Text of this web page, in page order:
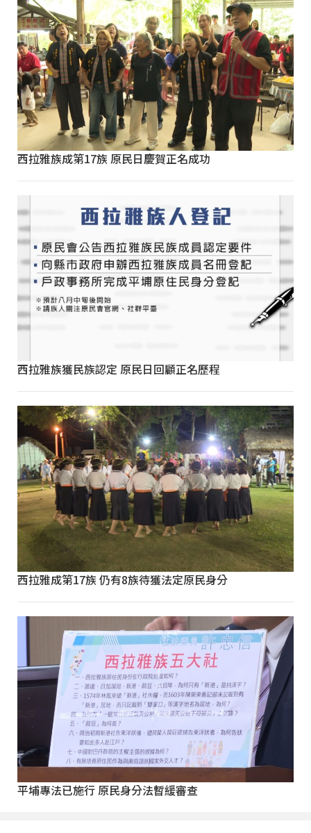
西拉雅族成第17族 原民日慶賀正名成功
西拉雅族獲民族認定 原民日回顧正名歷程
西拉雅成第17族 仍有8族待獲法定原民身分
平埔專法已施行 原民身分法暫緩審查